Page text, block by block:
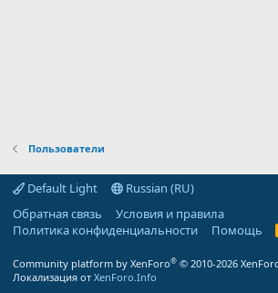
Пользователи
Default Light
Russian (RU)
Обратная связь
Условия и правила
Политика конфиденциальности
Помощь
Community platform by XenForo® © 2010-2026
Локализация от XenForo.Info